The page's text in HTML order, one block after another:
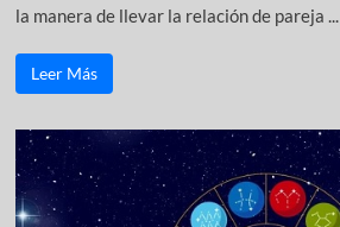
la manera de llevar la relación de pareja ...
Leer Más